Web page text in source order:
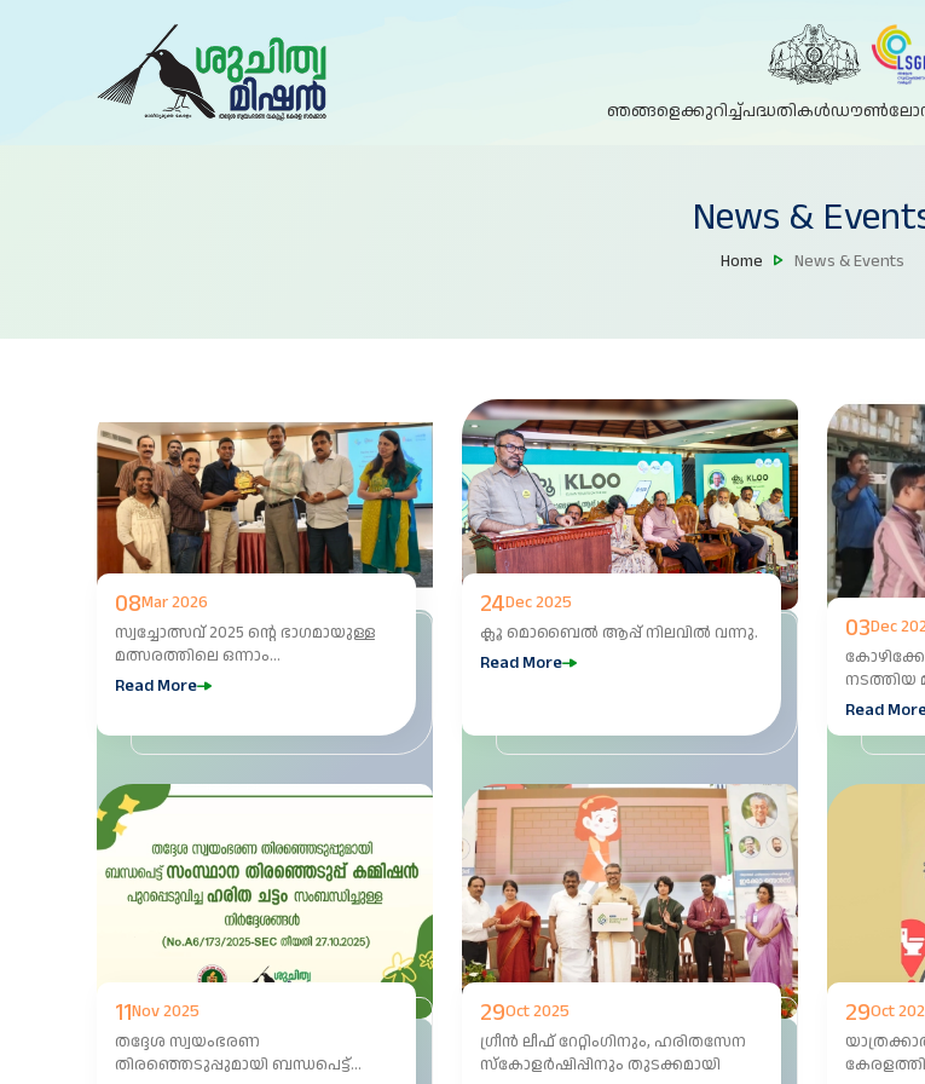
ഞങ്ങളെക്കുറിച്ച്പദ്ധതികൾ
News &
Home News & Events
08Mar 2026
സ്വച്ചോത്സവ് 2025 ന്റെ ഭാഗമായുള്ള
മത്സരത്തിലെ ഒന്നാം
സ്ഥാനത്തിനുള്ള മെമെന്റോ ആലപ്പുഴ
കൈമാറുന്നു.
Read More
24Dec 2025
ക്ലൂ മൊബൈൽ ആപ്പ് നിലവിൽ വന്നു.
Read More
03Dec
നടത്തിയ
220
Read
11Nov 2025
തദ്ദേശ സ്വയംഭരണ
തിരഞ്ഞെടുപ്പുമായി ബന്ധപെട്ട്
29Oct 2025
ഗ്രീൻ ലീഫ് റേറ്റിംഗിനും, ഹരിതസേന
സ്കോളർഷിപ്പിനും തുടക്കമായി
29Oct